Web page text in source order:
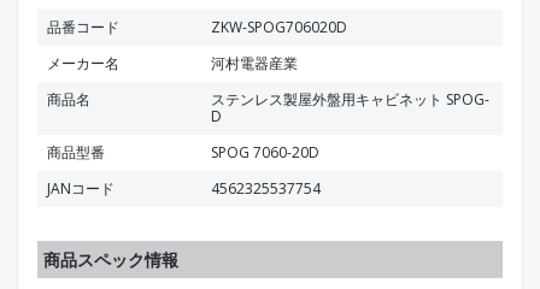
品番コード
ZKW-SPOG706020D
メーカー名
河村電器産業
商品名
ステンレス製屋外盤用キャビネット SPOG-
D
商品型番
SPOG 7060-20D
JANコード
4562325537754
商品スペック情報